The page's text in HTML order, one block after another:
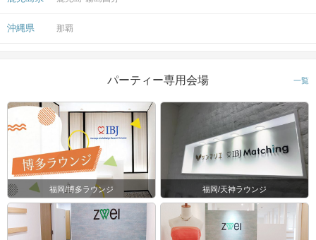
沖縄県 那覇
パーティー専用会場 一覧
福岡/博多ラウンジ 福岡/天神ラウンジ